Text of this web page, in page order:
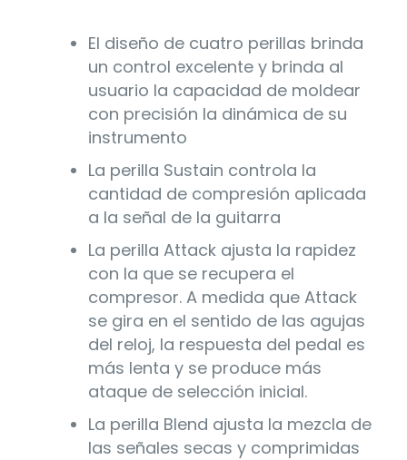
El diseño de cuatro perillas brinda
un control excelente y brinda al
usuario la capacidad de moldear
con precisión la dinámica de su
instrumento
La perilla Sustain controla la
cantidad de compresión aplicada
a la señal de la guitarra
La perilla Attack ajusta la rapidez
con la que se recupera el
compresor. A medida que Attack
se gira en el sentido de las agujas
del reloj, la respuesta del pedal es
más lenta y se produce más
ataque de selección inicial.
La perilla Blend ajusta la mezcla de
las señales secas y comprimidas